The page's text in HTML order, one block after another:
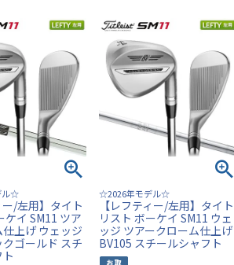
ル☆
ー/左用】タイト
ケイ SM11 ツア
上げ ウェッジ
ゴールド スチ
☆2026年モデル☆
【レフティー/左用】タイト
リスト ボーケイ SM11 ウェ
ッジ ツアークローム仕上げ
BV105 スチールシャフト